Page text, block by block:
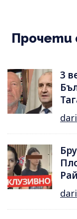
Прочети
3